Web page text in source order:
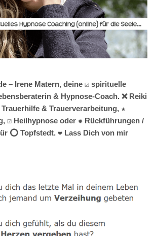
– Irene Matern, deine ☑️ spirituelle
& Hypnose-Coach. ❌ Reiki
& Trauerverarbeitung, ★
☑️ Heilhypnose oder ✹ Rückführungen /
⭕ Topfstedt. ❤ Lass Dich von mir